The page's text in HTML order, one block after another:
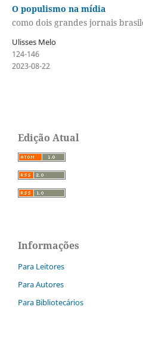
O populismo na mídia
como dois grandes jornais
Ulisses Melo
124-146
2023-08-22
Edição Atual
Informações
Para Leitores
Para Autores
Para Bibliotecários